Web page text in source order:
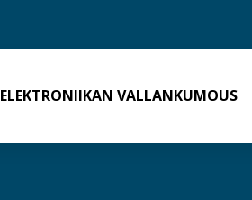
ELEKTRONIIKAN VALLANKUMOUS